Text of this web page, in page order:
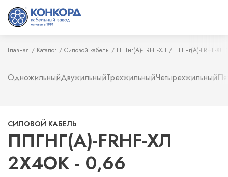
Главная Каталог Силовой кабель ППГнг(А)-FRHF-ХЛ ППГнг(А)-FRHF-ХЛ
ОдножильныйДвужильныйТрехжильныйЧетырехжильный
СИЛОВОЙ КАБЕЛЬ
ППГНГ(А)-FRHF-ХЛ
2Х4ОК - 0,66